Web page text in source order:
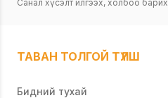
Санал хүсэлт илгээх, холбоо барих
ТАВАН ТОЛГОЙ ТҮЛШ
Бидний тухай